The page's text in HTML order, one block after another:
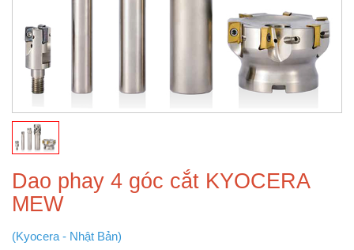
Dao phay 4 góc cắt KYOCERA
MEW
(Kyocera - Nhật Bản)